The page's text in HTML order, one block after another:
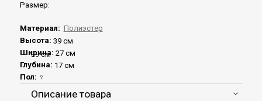
39 см
Размер:
Материал: Полиэстер
Высота: 39 см
Ширина: 27 см
Глубина: 17 см
Пол: ♀
Описание товара